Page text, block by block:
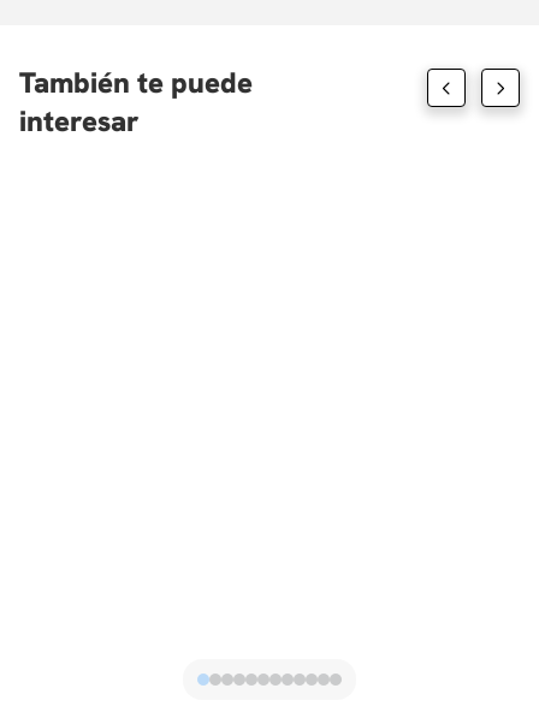
I. Trabajo final en clase, y socialización de soluciones.
También te puede
interesar